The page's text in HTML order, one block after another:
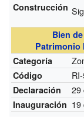
Construcción
Bien
Patrimonio
Categoría
Código
Declaración 29
Inauguración 19